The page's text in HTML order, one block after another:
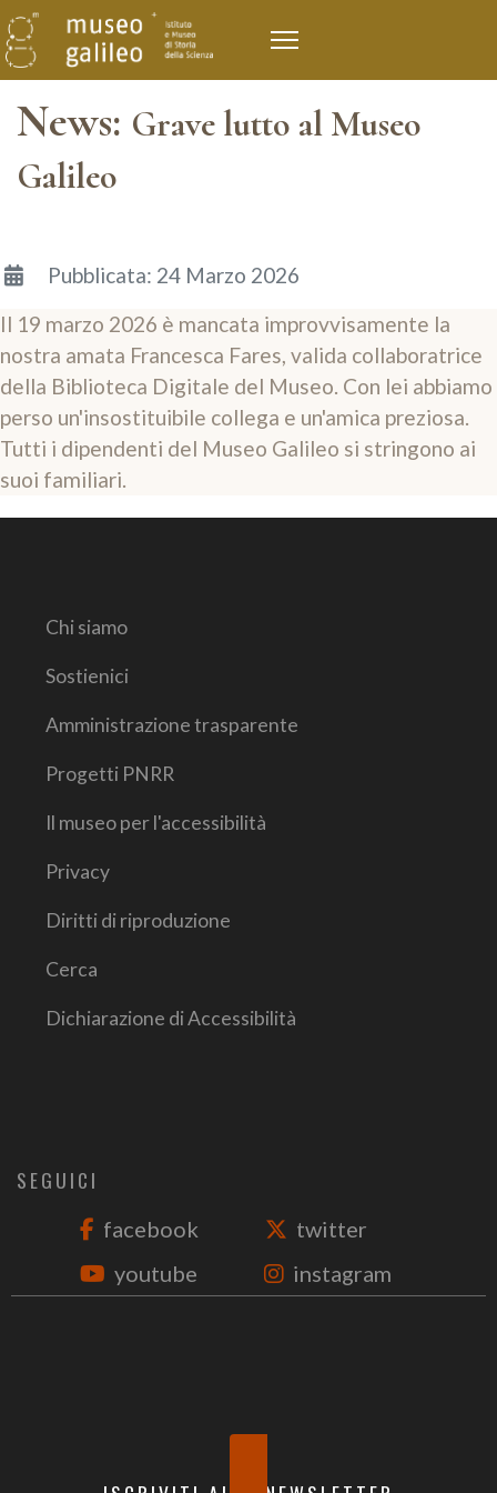
News: Grave lutto al Museo
Galileo
DettagliPubblicata: 24 Marzo 2026
Il 19 marzo 2026 è mancata improvvisamente la
nostra amata Francesca Fares, valida collaboratrice
della Biblioteca Digitale del Museo. Con lei abbiamo
perso un'insostituibile collega e un'amica preziosa.
Tutti i dipendenti del Museo Galileo si stringono ai
suoi familiari.
Chi siamo
Sostienici
Amministrazione trasparente
Progetti PNRR
Il museo per l'accessibilità
Privacy
Diritti di riproduzione
Cerca
Dichiarazione di Accessibilità
SEGUICI
facebook
twitter
youtube
instagram